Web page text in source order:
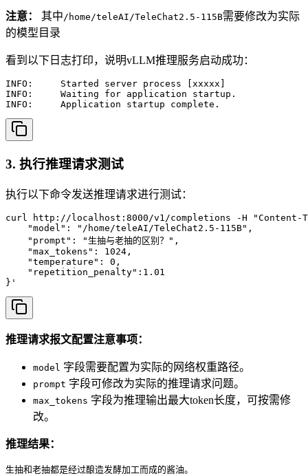
注意： 其中 /home/teleAI/TeleChat2.5-115B需要修改为实际
的模型目录
看到以下日志打印，说明vLLM推理服务启动成功：
INFO:     Started server process [xxxxx]
INFO:     Waiting for application startup.
INFO:     Application startup complete.
3. 执行推理请求测试
执行以下命令发送推理请求进行测试：
curl http://localhost:8000/v1/completions -H
    "model": "/home/teleAI/TeleChat2.5-115B",
    "prompt": "生抽与老抽的区别？",
    "max_tokens": 1024,
    "temperature": 0,
    "repetition_penalty":1.01
}'
推理请求报文配置注意事项：
model 字段需要配置为实际的网络权重路径。
prompt 字段可修改为实际的推理请求问题。
max_tokens 字段为推理输出最大token长度，可按需修
改。
推理结果：
生抽和老抽都是经过酿造发酵加工而成的酱油。